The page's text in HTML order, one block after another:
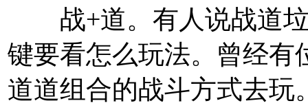
战+道。有人说战道垃
键要看怎么玩法。曾经有
道道组合的战斗方式去玩